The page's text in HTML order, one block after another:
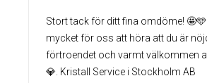
Stort tack för ditt fina omdöme! 🤩🩵
mycket för oss att höra att du är
förtroendet och varmt välkommen
💎. Kristall Service i Stockholm AB